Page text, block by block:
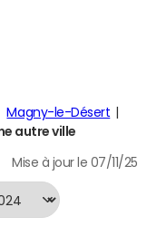
Magny-le-Désert
autre ville
Mise à jour le 07/11/25